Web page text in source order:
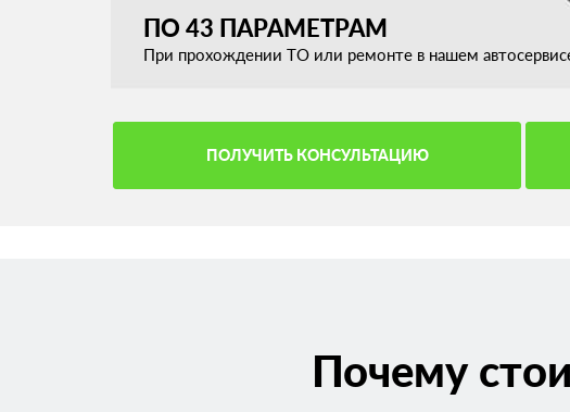
ПО 43 ПАРАМЕТРАМ
При прохождении ТО или ремонте в нашем
ПОЛУЧИТЬ КОНСУЛЬТАЦИЮ
Почему